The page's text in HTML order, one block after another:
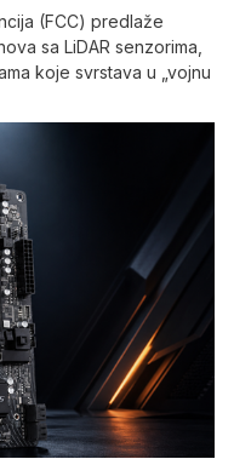
(FCC) predlaže
sa LiDAR senzorima,
koje svrstava u „vojnu